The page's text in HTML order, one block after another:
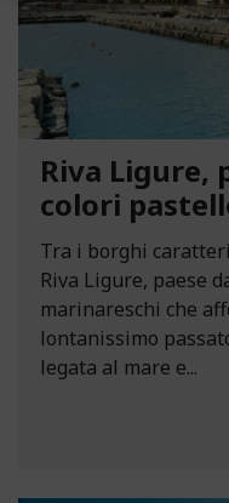
Riva Ligure,
colori
Tra i borghi
Riva Ligure, paese
marinareschi che
lontanissimo
legata al mare e...